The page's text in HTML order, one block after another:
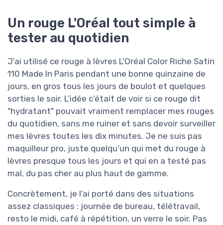
Un rouge L'Oréal tout simple à
tester au quotidien
J’ai utilisé ce rouge à lèvres L'Oréal Color Riche Satin
110 Made In Paris pendant une bonne quinzaine de
jours, en gros tous les jours de boulot et quelques
sorties le soir. L’idée c’était de voir si ce rouge dit
"hydratant" pouvait vraiment remplacer mes rouges
du quotidien, sans me ruiner et sans devoir surveiller
mes lèvres toutes les dix minutes. Je ne suis pas
maquilleur pro, juste quelqu’un qui met du rouge à
lèvres presque tous les jours et qui en a testé pas
mal, du pas cher au plus haut de gamme.
Concrètement, je l’ai porté dans des situations
assez classiques : journée de bureau, télétravail,
resto le midi, café à répétition, un verre le soir. Pas